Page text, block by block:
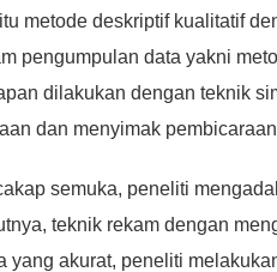
metode deskriptif kualitatif
pengumpulan data yakni
dilakukan dengan teknik
dan menyimak
semuka, peneliti
teknik rekam dengan
yang akurat, peneliti